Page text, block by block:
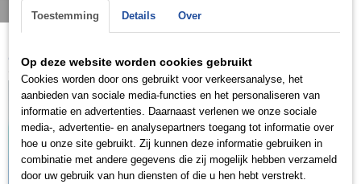
Home > > Damesringen Ringen zilver >
Toestemming Details Over
Op deze website worden cookies gebruikt
Cookies worden door ons gebruikt voor verkeersanalyse, het
aanbieden van sociale media-functies en het personaliseren van
informatie en advertenties. Daarnaast verlenen we onze sociale
media-, advertentie- en analysepartners toegang tot informatie over
hoe u onze site gebruikt. Zij kunnen deze informatie gebruiken in
combinatie met andere gegevens die zij mogelijk hebben verzameld
door uw gebruik van hun diensten of die u hen hebt verstrekt.